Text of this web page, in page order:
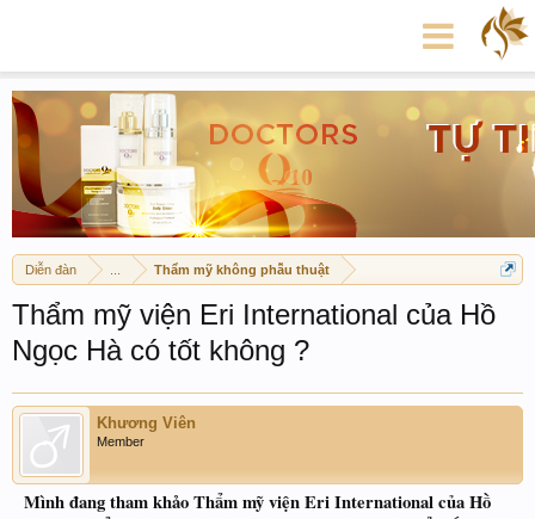
Diễn đàn Thẩm mỹ không phẫu thuật
Thẩm mỹ viện Eri International của Hồ
Ngọc Hà có tốt không ?
Khương Viên
Member
Mình đang tham khảo Thẩm mỹ viện Eri International của Hồ